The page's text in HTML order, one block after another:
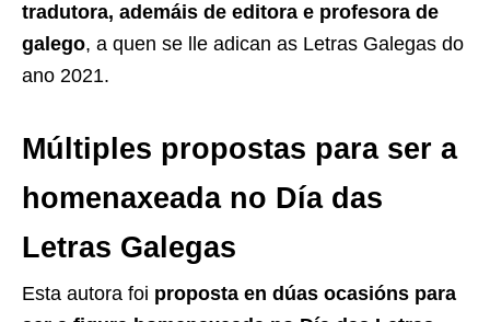
tradutora, ademáis de editora e profesora de
galego, a quen se lle adican as Letras Galegas do
ano 2021.
Múltiples propostas para ser a
homenaxeada no Día das
Letras Galegas
Esta autora foi proposta en dúas ocasións para